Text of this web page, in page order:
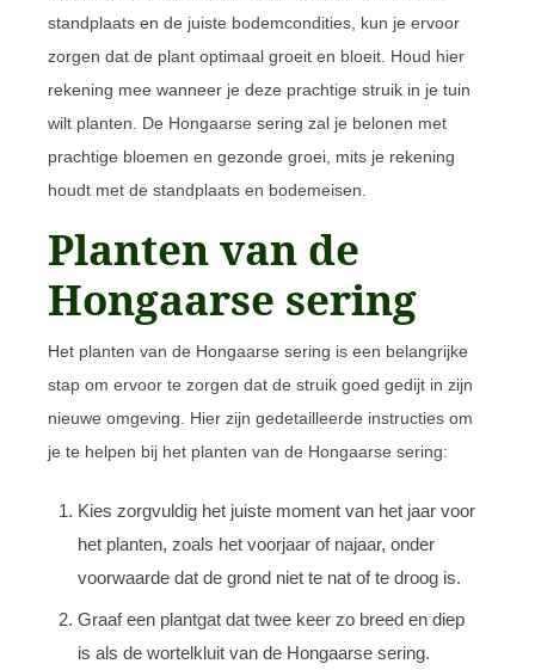
standplaats en de juiste bodemcondities, kun je ervoor
zorgen dat de plant optimaal groeit en bloeit. Houd hier
rekening mee wanneer je deze prachtige struik in je tuin
wilt planten. De Hongaarse sering zal je belonen met
prachtige bloemen en gezonde groei, mits je rekening
houdt met de standplaats en bodemeisen.
Planten van de
Hongaarse sering
Het planten van de Hongaarse sering is een belangrijke
stap om ervoor te zorgen dat de struik goed gedijt in zijn
nieuwe omgeving. Hier zijn gedetailleerde instructies om
je te helpen bij het planten van de Hongaarse sering:
Kies zorgvuldig het juiste moment van het jaar voor
het planten, zoals het voorjaar of najaar, onder
voorwaarde dat de grond niet te nat of te droog is.
Graaf een plantgat dat twee keer zo breed en diep
is als de wortelkluit van de Hongaarse sering.